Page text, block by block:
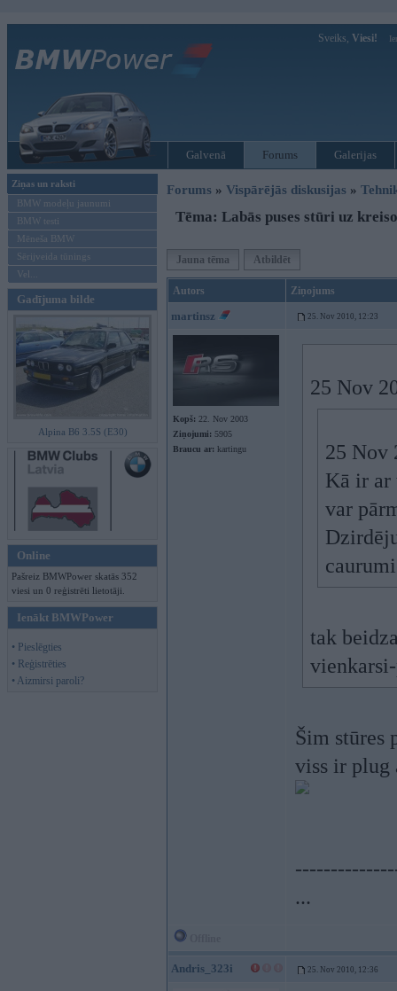
Sveiks, Viesi!
Galvenā Forums Galerijas
Ziņas un raksti
BMW modeļu jaunumi
BMW testi
Mēneša BMW
Sērijveida tūnings
Vel...
Gadījuma bilde
Alpina B6 3.5S (E30)
Online
Pašreiz BMWPower skatās 352
viesi un 0 reģistrēti lietotāji.
Ienākt BMWPower
• Pieslēgties
• Reģistrēties
• Aizmirsi paroli?
Forums » Vispārējās diskusijas »
Tēma: Labās puses stūri uz
Jauna tēma Atbildēt
Autors Ziņojums
martinsz 25. Nov 2010, 12:23
Kopš: 22. Nov 2003
Ziņojumi: 5905
Braucu ar: kartingu
25 Nov
25 Nov
Kā ir ar
var
tak
Šim stūres
viss ir plug
...
Andris_323i 25. Nov 2010, 12:36